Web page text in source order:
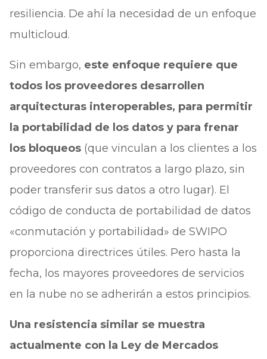
resiliencia. De ahí la necesidad de un enfoque
multicloud.
Sin embargo, este enfoque requiere que
todos los proveedores desarrollen
arquitecturas interoperables, para permitir
la portabilidad de los datos y para frenar
los bloqueos(que vinculan a los clientes a los
proveedores con contratos a largo plazo, sin
poder transferir sus datos a otro lugar). El
código de conducta de portabilidad de datos
«conmutación y portabilidad» de SWIPO
proporciona directrices útiles. Pero hasta la
fecha, los mayores proveedores de servicios
en la nube no se adherirán a estos principios.
Una resistencia similar se muestra
actualmente con la Ley de Mercados